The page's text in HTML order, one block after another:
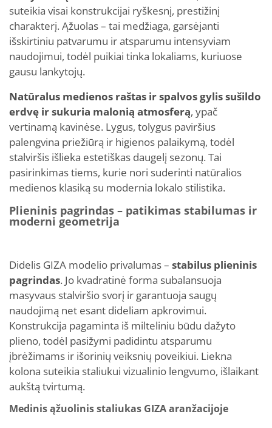
suteikia visai konstrukcijai ryškesnį, prestižinį
charakterį. Ąžuolas – tai medžiaga, garsėjanti
išskirtiniu patvarumu ir atsparumu intensyviam
naudojimui, todėl puikiai tinka lokaliams, kuriuose
gausu lankytojų.
Natūralus medienos raštas ir spalvos gylis sušildo
erdvę ir sukuria malonią atmosferą, ypač
vertinamą kavinėse. Lygus, tolygus paviršius
palengvina priežiūrą ir higienos palaikymą, todėl
stalviršis išlieka estetiškas daugelį sezonų. Tai
pasirinkimas tiems, kurie nori suderinti natūralios
medienos klasiką su modernia lokalo stilistika.
Plieninis pagrindas – patikimas stabilumas ir
moderni geometrija
Didelis GIZA modelio privalumas – stabilus plieninis
pagrindas. Jo kvadratinė forma subalansuoja
masyvaus stalviršio svorį ir garantuoja saugų
naudojimą net esant dideliam apkrovimui.
Konstrukcija pagaminta iš milteliniu būdu dažyto
plieno, todėl pasižymi padidintu atsparumu
įbrėžimams ir išorinių veiksnių poveikiui. Liekna
kolona suteikia staliukui vizualinio lengvumo, išlaikant
aukštą tvirtumą.
Medinis ąžuolinis staliukas GIZA aranžacijoje